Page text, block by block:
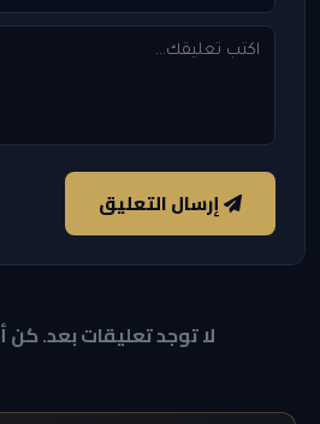
إرسال التعليق
لا توجد تعليقات بعد.